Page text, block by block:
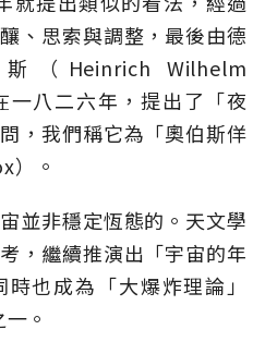
、思索與調整，最後由德
（Heinrich Wilhelm
八二六年，提出了「夜
，我們稱它為「奧伯斯佯
）。
並非穩定恆態的。天文學
，繼續推演出「宇宙的年
也成為「大爆炸理論」
。